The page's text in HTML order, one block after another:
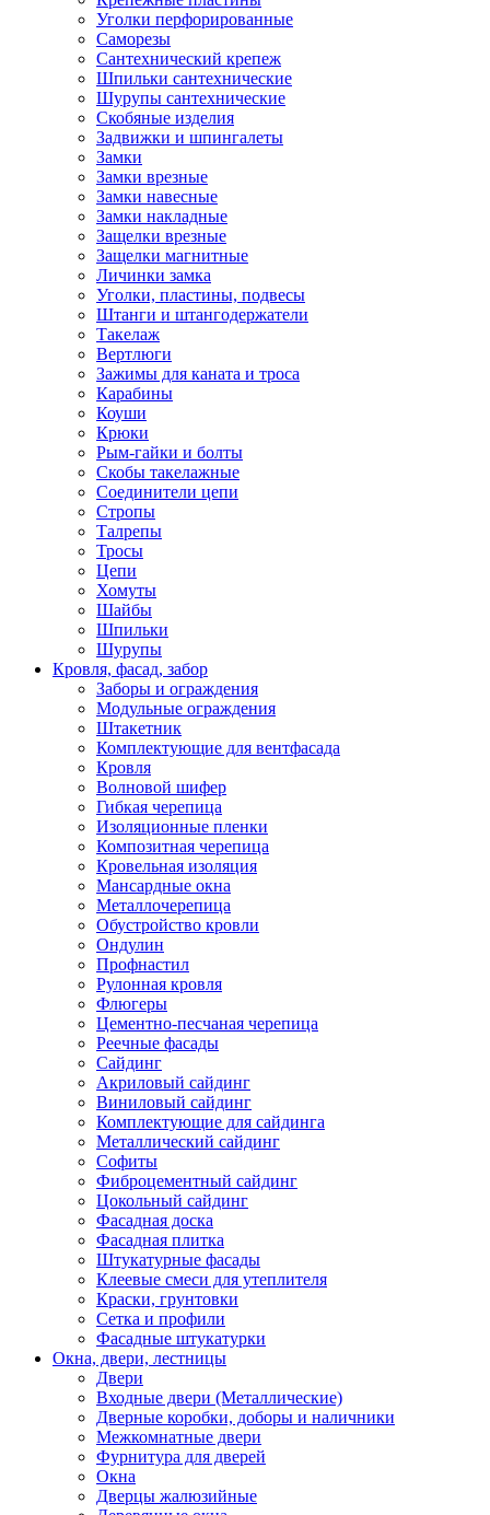
Уголки перфорированные
Саморезы
Сантехнический крепеж
Шпильки сантехнические
Шурупы сантехнические
Скобяные изделия
Задвижки и шпингалеты
Замки
Замки врезные
Замки навесные
Замки накладные
Защелки врезные
Защелки магнитные
Личинки замка
Уголки, пластины, подвесы
Штанги и штангодержатели
Такелаж
Вертлюги
Зажимы для каната и троса
Карабины
Коуши
Крюки
Рым-гайки и болты
Скобы такелажные
Соединители цепи
Стропы
Талрепы
Тросы
Цепи
Хомуты
Шайбы
Шпильки
Шурупы
Кровля, фасад, забор
Заборы и ограждения
Модульные ограждения
Штакетник
Комплектующие для вентфасада
Кровля
Волновой шифер
Гибкая черепица
Изоляционные пленки
Композитная черепица
Кровельная изоляция
Мансардные окна
Металлочерепица
Обустройство кровли
Ондулин
Профнастил
Рулонная кровля
Флюгеры
Цементно-песчаная черепица
Реечные фасады
Сайдинг
Акриловый сайдинг
Виниловый сайдинг
Комплектующие для сайдинга
Металлический сайдинг
Софиты
Фиброцементный сайдинг
Цокольный сайдинг
Фасадная доска
Фасадная плитка
Штукатурные фасады
Клеевые смеси для утеплителя
Краски, грунтовки
Сетка и профили
Фасадные штукатурки
Окна, двери, лестницы
Двери
Входные двери (Металлические)
Дверные коробки, доборы и наличники
Межкомнатные двери
Фурнитура для дверей
Окна
Дверцы жалюзийные